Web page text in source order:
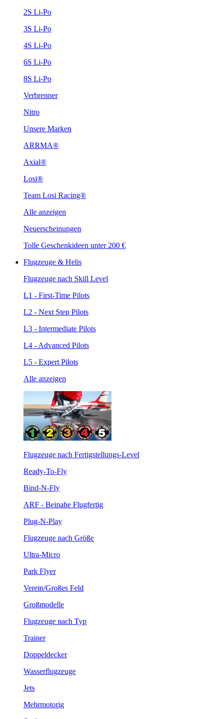
2S Li-Po
3S Li-Po
4S Li-Po
6S Li-Po
8S Li-Po
Verbrenner
Nitro
Unsere Marken
ARRMA®
Axial®
Losi®
Team Losi Racing®
Alle anzeigen
Neuerscheinungen
Tolle Geschenkideen unter 200 €
Flugzeuge & Helis
Flugzeuge nach Skill Level
L1 - First-Time Pilots
L2 - Next Step Pilots
L3 - Intermediate Pilots
L4 - Advanced Pilots
L5 - Expert Pilots
Alle anzeigen
Flugzeuge nach Fertigstellungs-Level
Ready-To-Fly
Bind-N-Fly
ARF - Beinahe Flugfertig
Plug-N-Play
Flugzeuge nach Größe
Ultra-Micro
Park Flyer
Verein/Großes Feld
Großmodelle
Flugzeuge nach Typ
Trainer
Doppeldecker
Wasserflugzeuge
Jets
Mehrmotorig